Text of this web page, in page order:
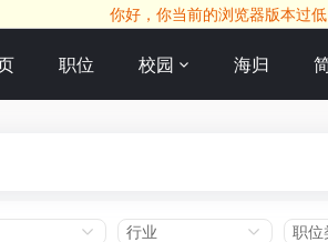
你好，你当前的浏览器版本过
职位 校园 海归
行业 职位